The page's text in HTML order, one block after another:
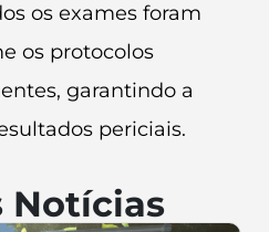
os exames foram
os protocolos
garantindo a
periciais.
Notícias